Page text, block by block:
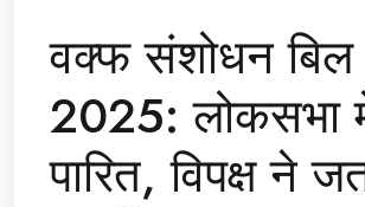
वक्फ संशोधन बिल
2025: लोकसभा
पारित, विपक्ष ने